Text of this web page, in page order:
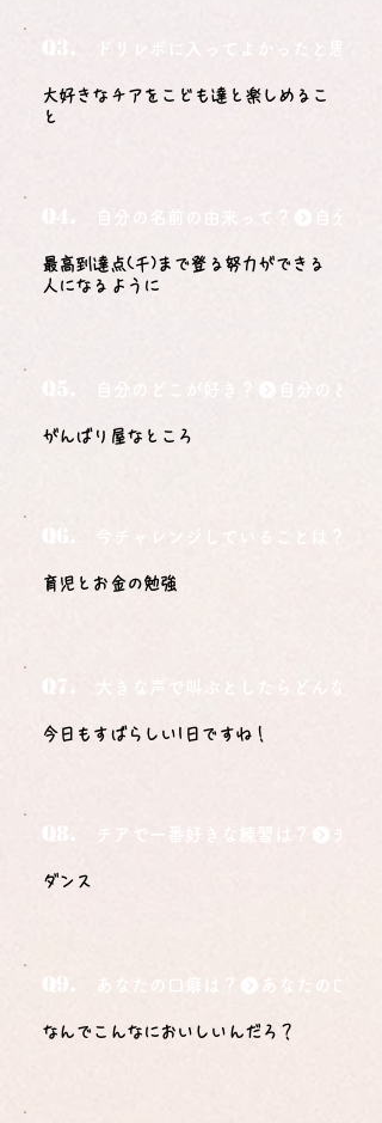
Q3. ドリレボに入ってよかったと思うこ
大好きなチアをこども達と楽しめるこ
と
自分の名前の由来って？
最高到達点(千)まで登る努力ができる
人になるように
自分のどこが好き？
がんばり屋なところ
今チャレンジしていることは？
育児とお金の勉強
Q7. 大きな声で叫ぶとしたらどんな言葉
今日もすばらしい1日ですね！
Q8. チアで一番好きな練習は？
ダンス
Q9. あなたの口癖は？
なんでこんなにおいしいんだろ？